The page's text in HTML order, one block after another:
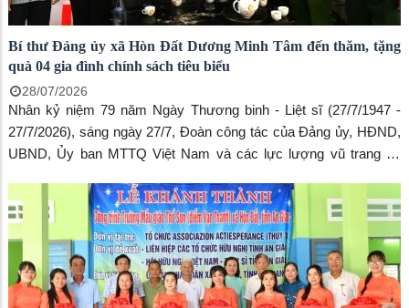
Bí thư Đảng ủy xã Hòn Đất Dương Minh Tâm đến thăm, tặng
quà 04 gia đình chính sách tiêu biểu
28/07/2026
Nhân kỷ niệm 79 năm Ngày Thương binh - Liệt sĩ (27/7/1947 -
27/7/2026), sáng ngày 27/7, Đoàn công tác của Đảng ủy, HĐND,
UBND, Ủy ban MTTQ Việt Nam và các lực lượng vũ trang xã
Trưởng đoàn đã đến thăm, tặng quà 04 gia đình chính sách tiêu
biểu tại các ấp Tri Tôn, Đường Hòn, Chòm Sao và Sơn Nam.